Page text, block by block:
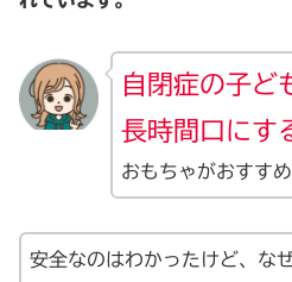
自閉症の子ど
長時間口にす
おもちゃがおすす
安全なのはわかったけど、な